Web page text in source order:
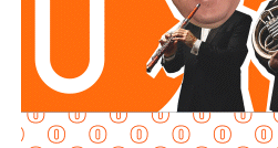
Aquos El Realito es una
Gestión Integral de Agua
Infraestructura(5%), filiales
Conoinsa
(50.999%), filial de
de Agua Trident(0.001%), filial